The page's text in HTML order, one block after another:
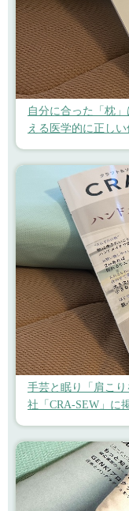
自分に合った「枕
える医学的に正し
手芸と眠り「肩こ
社「CRA-SEW」に